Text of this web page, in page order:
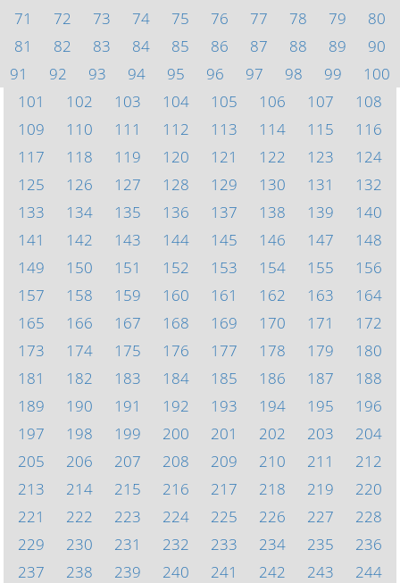
71
72 73 74 75 76 77 78 79
80
81
82 83 84 85 86 87 88 89
90
91
92 93 94 95 96 97 98 99
100
101
102 103 104 105 106 107
108
109
110 111 112 113 114 115
116
117
118 119 120 121 122 123
124
125
126 127 128 129 130 131
132
133
134 135 136 137 138 139
140
141
142 143 144 145 146 147
148
149
150 151 152 153 154 155
156
157
158 159 160 161 162 163
164
165
166 167 168 169 170 171
172
173
174 175 176 177 178 179
180
181
182 183 184 185 186 187
188
189
190 191 192 193 194 195
196
197
198 199 200 201 202 203
204
205
206 207 208 209 210 211
212
213
214 215 216 217 218 219
220
221
222 223 224 225 226 227
228
229
230 231 232 233 234 235
236
237
238 239 240 241 242 243
244